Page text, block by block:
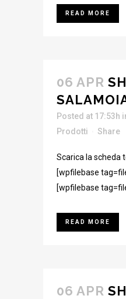
READ MORE
06 APR
Posted at 17:53h
Prodotti
Share
Scarica la scheda
[wpfilebase
[wpfilebase
READ MORE
06 APR